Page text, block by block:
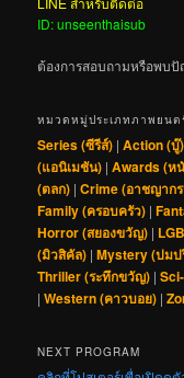
ID: unseenthaisub
ต้องการสอบถามหรือพบปั
หมวดหมู่ประเภทภาพยนต
Series (ซีรีส์) |Action (บู๊)
(แอนิเมชัน) |Awards (ห
(ตลก) |Crime (อาชญาก
Family (ครอบครัว) |
Horror (สยองขวัญ) |
(มิวสิคัล) |Mystery (ปม
Thriller (ระทึกขวัญ) |
|Western (คาวบอย) |
NEXT PROGRAM